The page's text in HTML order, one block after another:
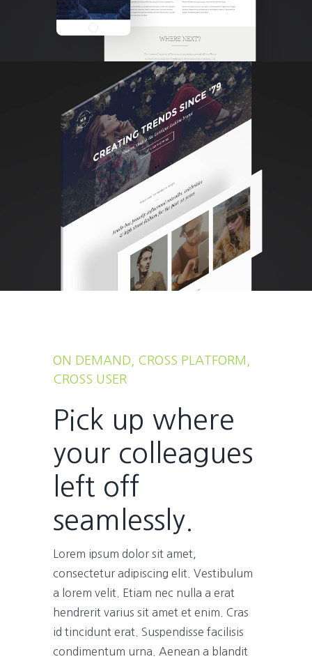
ON DEMAND, CROSS PLATFORM,
CROSS USER
Pick up where
your colleagues
left off
seamlessly.
Lorem ipsum dolor sit amet,
consectetur adipiscing elit. Vestibulum
a lorem velit. Etiam nec nulla a erat
hendrerit varius sit amet et enim. Cras
id tincidunt erat. Suspendisse facilisis
condimentum urna. Aenean a blandit